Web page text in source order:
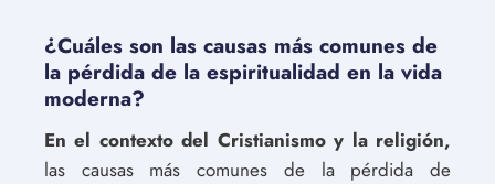
¿Cuáles son las causas más comunes de
la pérdida de la espiritualidad en la vida
moderna?
En el contexto del Cristianismo y la religión,
las causas más comunes de la pérdida de